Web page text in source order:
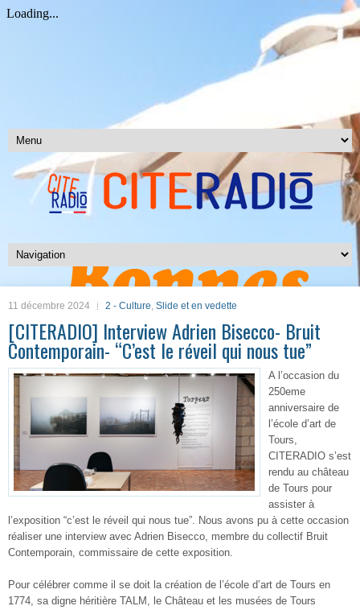
11 décembre 2024 2 - Culture, Slide et en vedette
[CITERADIO] Interview Adrien Bisecco- Bruit
Contemporain- “C’est le réveil qui nous tue”
A l’occasion du
250eme
anniversaire de
l’école d’art de
Tours,
CITERADIO s’est
rendu au château
de Tours pour
assister à
l’exposition “c’est le réveil qui nous tue”. Nous avons pu à cette occasion
réaliser une interview avec Adrien Bisecco, membre du collectif Bruit
Contemporain, commissaire de cette exposition.
Pour célébrer comme il se doit la création de l’école d’art de Tours en
1774, sa digne héritière TALM, le Château et les musées de Tours